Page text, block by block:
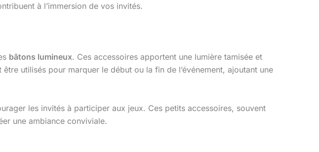
à l’immersion de vos invités.
bâtons lumineux. Ces accessoires apportent une lumière tamisée et
être utilisés pour marquer le début ou la fin de l’événement, ajoutant une
les invités à participer aux jeux. Ces petits accessoires, souvent
une ambiance conviviale.